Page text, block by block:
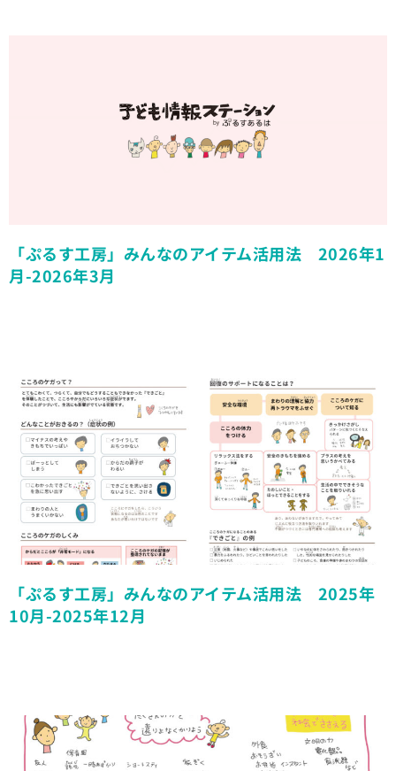
「ぷるす工房」みんなのアイテム活用法 2026年1
月-2026年3月
「ぷるす工房」みんなのアイテム活用法 2025年
10月-2025年12月